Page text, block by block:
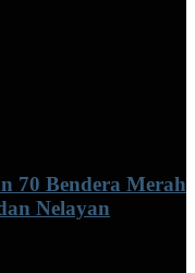
70 Bendera Merah
Nelayan